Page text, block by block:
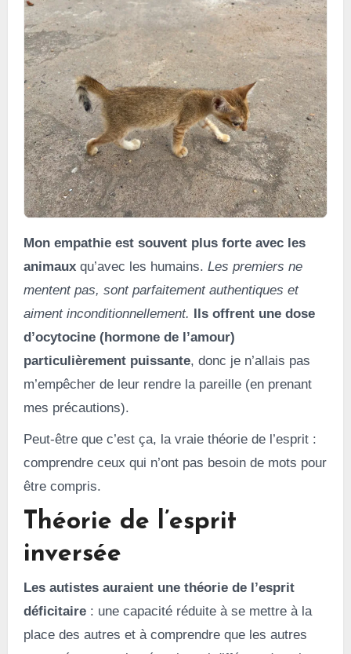
Mon empathie est souvent plus forte avec les
animauxqu’avec les humains. Les premiers ne
mentent pas, sont parfaitement authentiques et
aiment inconditionnellement.
Ils offrent une dose
d’ocytocine (hormone de l’amour)
particulièrement puissante, donc je n’allais pas
m’empêcher de leur rendre la pareille (en prenant
mes précautions).
Peut-être que c’est ça, la vraie théorie de l’esprit :
comprendre ceux qui n’ont pas besoin de mots pour
être compris.
Théorie de l’esprit
inversée
Les autistes auraient une théorie de l’esprit
déficitaire: une capacité réduite à se mettre à la
place des autres et à comprendre que les autres